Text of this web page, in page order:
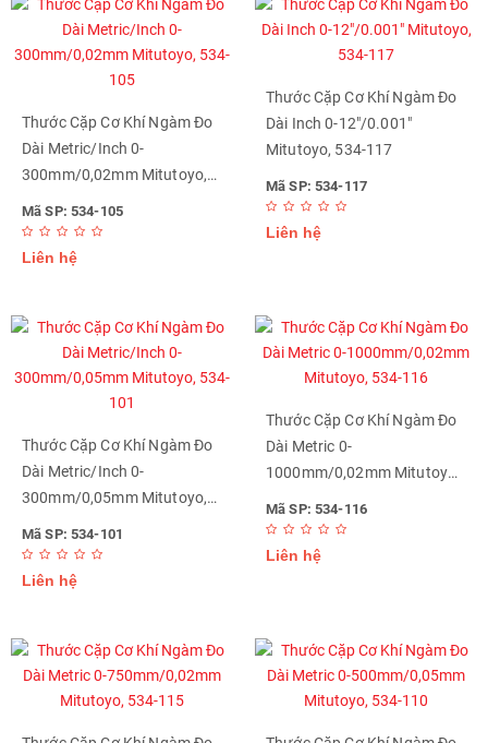
Thước Cặp Cơ Khí Ngàm Đo
Dài Metric/Inch 0-
300mm/0,02mm Mitutoyo,
534-105
Mã SP: 534-105
Liên hệ
Thước Cặp Cơ Khí Ngàm Đo
Dài Inch 0-12"/0.001"
Mitutoyo, 534-117
Mã SP: 534-117
Liên hệ
Thước Cặp Cơ Khí Ngàm Đo
Dài Metric/Inch 0-
300mm/0,05mm Mitutoyo,
534-101
Mã SP: 534-101
Liên hệ
Thước Cặp Cơ Khí Ngàm Đo
Dài Metric 0-
1000mm/0,02mm Mitutoyo,
534-116
Mã SP: 534-116
Liên hệ